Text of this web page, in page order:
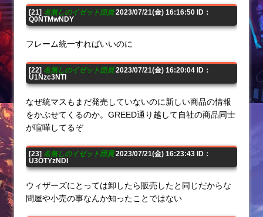
[21] 名無しのイゼット団員2023/07/21(金) 16:16:50 ID：
Q0NTMwNDY
フレーム統一すればいいのに
[22] 名無しのイゼット団員2023/07/21(金) 16:20:04 ID：
U1Nzc3NTI
なぜ統マスもまだ発売していないのに新しい商品の情報
をかぶせてくるのか。GREED通り越して自社の商品同士
が喧嘩してるぞ
[23] 名無しのイゼット団員2023/07/21(金) 16:23:43 ID：
U3OTYzNDI
ウィザーズにとっては卸したら販売したと同じだからな
問屋や小売の事なんか知ったことではない